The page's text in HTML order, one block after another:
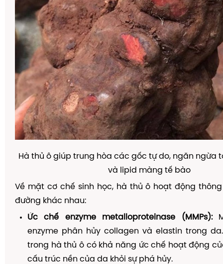
Hà thủ ô giúp trung hòa các gốc tự do, ngăn ngừa
và lipid màng tế bào
Về mặt cơ chế sinh học, hà thủ ô hoạt động
đường khác nhau:
Ức chế enzyme metalloproteinase (MMPs):
enzyme phân hủy collagen và elastin trong
trong hà thủ ô có khả năng ức chế hoạt động
cấu trúc nền của da khỏi sự phá hủy.